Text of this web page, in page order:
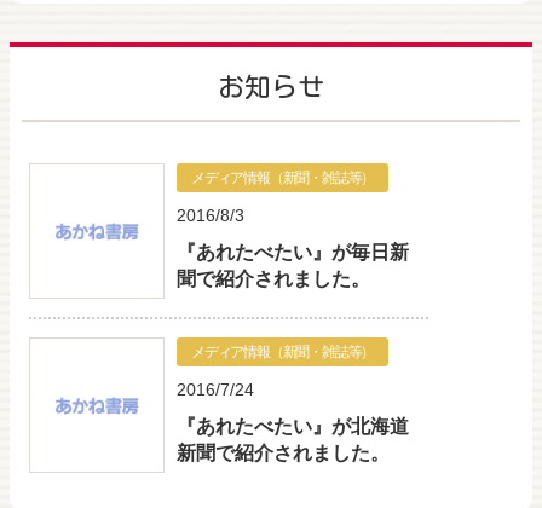
お知らせ
メディア情報（新聞・雑誌等）
2016/8/3
『あれたべたい』が毎日新
聞で紹介されました。
メディア情報（新聞・雑誌等）
2016/7/24
『あれたべたい』が北海道
新聞で紹介されました。